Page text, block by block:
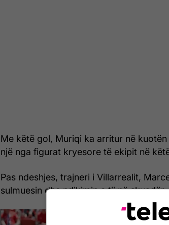
Me këtë gol, Muriqi ka arritur në
një nga figurat kryesore të ekipit në
Pas ndeshjes, trajneri i Villarrealit,
sulmuesin dhe ndikimin e tij në skuadër.